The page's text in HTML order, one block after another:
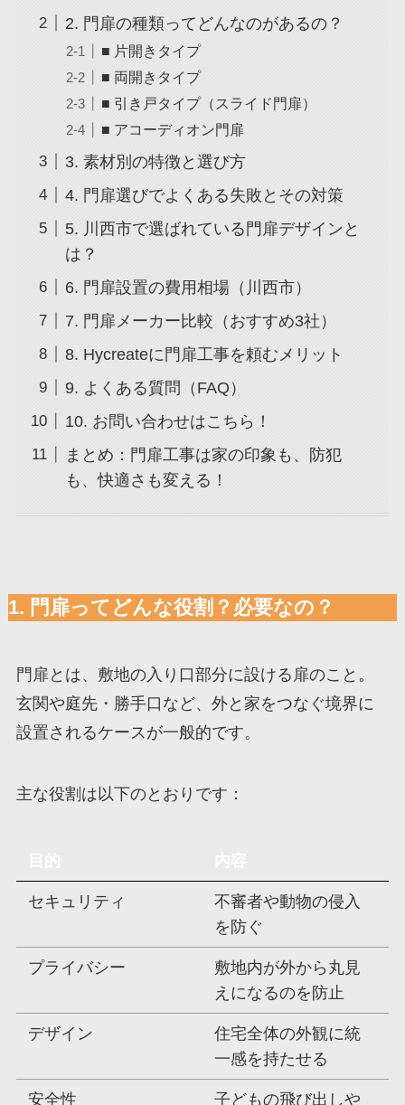
2. 門扉の種類ってどんなのがあるの？
■ 片開きタイプ
■ 両開きタイプ
■ 引き戸タイプ（スライド門扉）
■ アコーディオン門扉
3. 素材別の特徴と選び方
4. 門扉選びでよくある失敗とその対策
5. 川西市で選ばれている門扉デザインと
は？
6. 門扉設置の費用相場（川西市）
7. 門扉メーカー比較（おすすめ3社）
8. Hycreateに門扉工事を頼むメリット
9. よくある質問（FAQ）
10. お問い合わせはこちら！
まとめ：門扉工事は家の印象も、防犯
も、快適さも変える！
1. 門扉ってどんな役割？必要なの？
門扉とは、敷地の入り口部分に設ける扉のこと。
玄関や庭先・勝手口など、外と家をつなぐ境界に
設置されるケースが一般的です。
主な役割は以下のとおりです：
セキュリティ
不審者や動物の侵入
を防ぐ
プライバシー
敷地内が外から丸見
えになるのを防止
デザイン
住宅全体の外観に統
一感を持たせる
安全性 子どもの飛び出しや